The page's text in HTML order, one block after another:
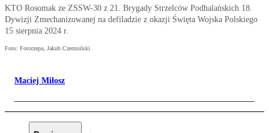
KTO Rosomak ze ZSSW-30 z 21. Brygady Strzelców Podhalańskich 18.
Dywizji Zmechanizowanej na defiladzie z okazji Święta Wojska Polskiego
15 sierpnia 2024 r.
Foto: Fotorzepa, Jakub Czermiński
Maciej Miłosz